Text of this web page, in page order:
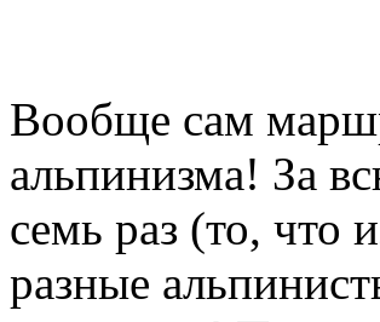
Вообще сам
альпинизма! За
семь раз (то, что
разные